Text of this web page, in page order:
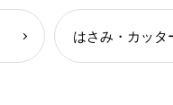
はさみ・カッタ